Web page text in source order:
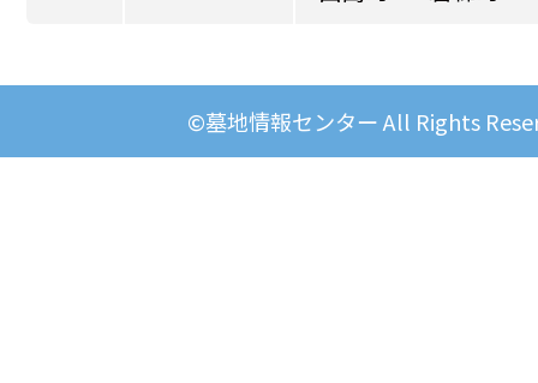
©墓地情報センター All Rights